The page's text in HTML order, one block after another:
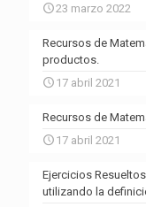
23 marzo 2022
Recursos de
productos.
17 abril 2021
Recursos de
17 abril 2021
Ejercicios
utilizando la